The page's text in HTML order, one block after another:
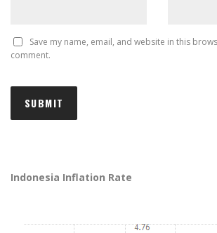
Save my name, email, and website in this
comment.
Indonesia Inflation Rate